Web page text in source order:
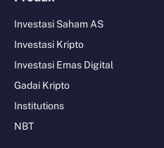
Investasi Saham AS
Investasi Kripto
Investasi Emas Digital
Gadai Kripto
Institutions
NBT